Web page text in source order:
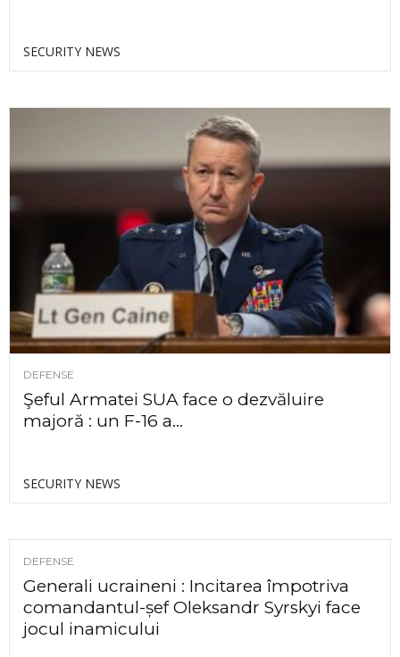
SECURITY NEWS
DEFENSE
Şeful Armatei SUA face o dezvăluire
majoră : un F-16 a...
SECURITY NEWS
DEFENSE
Generali ucraineni : Incitarea împotriva
comandantul-șef Oleksandr Syrskyi face
jocul inamicului